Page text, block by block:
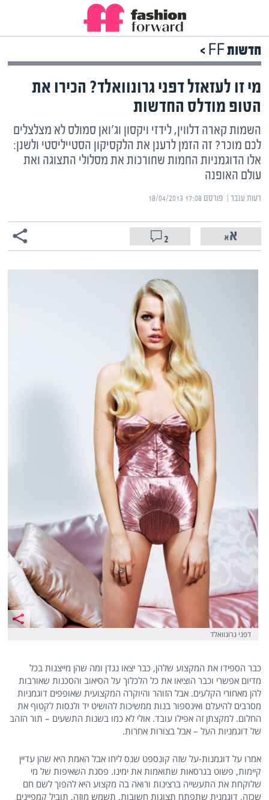
חדשות FF >
מי זו לעזאזל דפני גרונוואלד? הכירו את
הטופ מודלס החדשות
השמות קארה דלווין, לידזי ויקסון וג'ואן סמולס לא מצלצלים
לכם מוכר? זה הזמן לרענן את הלקסיקון הסטייליסטי ולשנן:
אלו הדוגמניות החמות שחורכות את מסלולי התצוגה ואת
עולם האופנה
רעות ענבר | ‏פורסם ‎18/04/2013 17:08
2
דפני גרונוואלד
כבר הספידו את המקצוע שלהן, כבר יצאו נגדן ומה שהן מייצגות בכל
מדיום אפשרי וכבר הוציאו את כל הלכלוך על הסיאוב והסכנות שאורבות
להן מאחורי הקלעים. אבל הזוהר והיוקרה המקצועית שאופפים דוגמניות
מסרבים להיעלם ואינספור בנות ממשיכות להושיט יד ולנסות לקטוף את
החלום. למקצתן זה אפילו עובד. אולי לא כמו בשנות התשעים – תור הזהב
של דוגמניות העל – אבל בצורות אחרות.
אמרו על דוגמנות-על שזה קונספט שנס ליחו אבל האמת היא שהן עדיין
קיימות, פשוט בגרסאות שתואמות את ימינו. פסגת השאיפות של מי
שלוקחת את התעשייה ברצינות ורואה בה מקצוע היא להפוך לשם חם
שכזה, דוגמנית שתפתח תצוגות חשובות, תשמש מוזה, תוביל קמפיינים